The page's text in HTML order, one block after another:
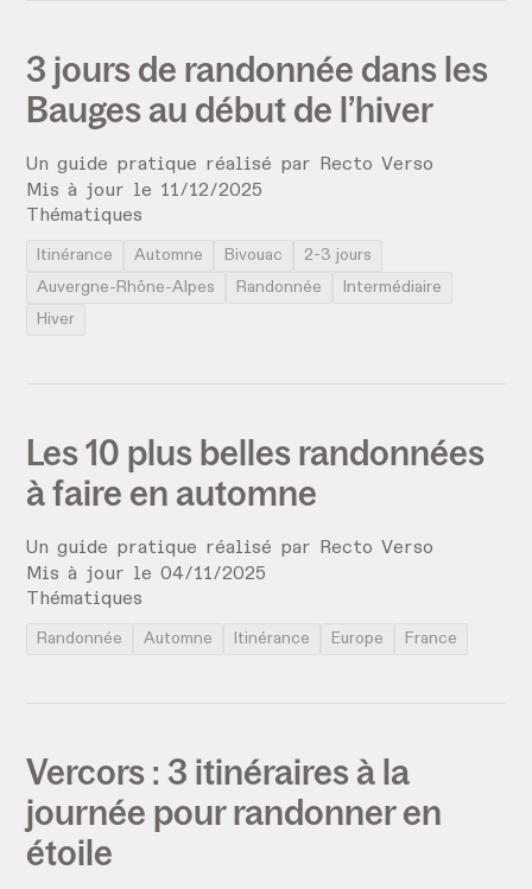
3 jours de randonnée dans les
Bauges au début de l’hiver
Un guide pratique réalisé par
Recto Verso
Mis à jour le 11/12/2025
Thématiques
Itinérance Automne Bivouac
2-3 jours
Auvergne-Rhône-Alpes
Randonnée
Intermédiaire
Hiver
Les 10 plus belles randonnées
à faire en automne
Un guide pratique réalisé par
Recto Verso
Mis à jour le04/11/2025
Thématiques
Randonnée Automne Itinérance Europe France
Vercors : 3 itinéraires à la
journée pour randonner en
étoile